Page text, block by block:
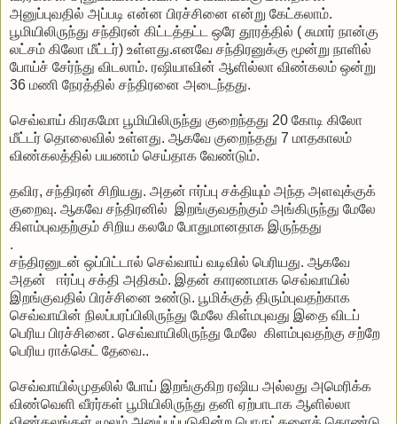
அனுப்புவதில் அப்படி என்ன பிரச்சினை என்று கேட்கலாம்.
பூமியிலிருந்து சந்திரன் கிட்டத்தட்ட ஒரே தூரத்தில் ( சுமார் நான்கு
லட்சம் கிலோ மீட்டர்) உள்ளது.எனவே சந்திரனுக்கு மூன்று நாளில்
போய்ச் சேர்ந்து விடலாம். ரஷியாவின் ஆளில்லா விண்கலம் ஒன்று
36 மணி நேரத்தில் சந்திரனை அடைந்தது.
செவ்வாய் கிரகமோ பூமியிலிருந்து குறைந்தது 20 கோடி கிலோ
மீட்டர் தொலைவில் உள்ளது. ஆகவே குறைந்தது 7 மாதகாலம்
விண்கலத்தில் பயணம் செய்தாக வேண்டும்.
தவிர, சந்திரன் சிறியது. அதன் ஈர்ப்பு சக்தியும் அந்த அளவுக்குக்
குறைவு. ஆகவே சந்திரனில் இறங்குவதற்கும் அங்கிருந்து மேலே
கிளம்புவதற்கும் சிறிய கலமே போதுமானதாக இருந்தது
.
சந்திரனுடன் ஒப்பிட்டால் செவ்வாய் வடிவில் பெரியது. ஆகவே
அதன் ஈர்ப்பு சக்தி அதிகம். இதன் காரணமாக செவ்வாயில்
இறங்குவதில் பிரச்சினை உண்டு. பூமிக்குத் திரும்புவதற்காக
செவ்வாயின் நிலப்பரப்பிலிருந்து மேலே கிள்மபுவது இதை விடப்
பெரிய பிரச்சினை. செவ்வாயிலிருந்து மேலே கிளம்புவதற்கு சற்றே
பெரிய ராக்கெட் தேவை..
செவ்வாயில்முதலில் போய் இறங்குகிற ரஷிய அல்லது அமெரிக்க
விண்வெளி வீரர்கள் பூமியிலிருந்து தனி ஏற்பாடாக ஆளில்லா